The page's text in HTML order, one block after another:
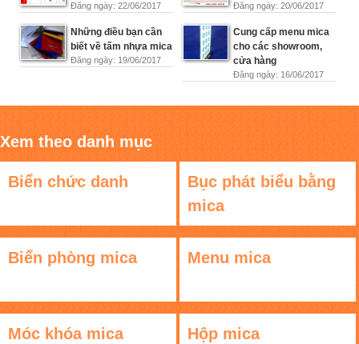
Đăng ngày: 22/06/2017 Đăng ngày: 20/06/2017
Những điều bạn cần
biết về tấm nhựa mica
Đăng ngày: 19/06/2017
Cung cấp menu mica
cho các showroom,
cửa hàng
Đăng ngày: 16/06/2017
Xem theo danh mục
Biển chức danh
Bục phát biểu bằng
mica
Biển phòng mica Menu mica
Móc khóa mica Hộp mica